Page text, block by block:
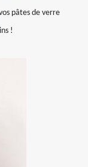
pâtes de verre
!